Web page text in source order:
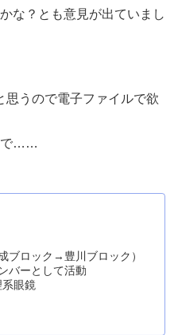
な？とも意見が出ていまし
うので電子ファイルで欲
で……
ブロック→豊川ブロック）
バーとして活動
系眼鏡